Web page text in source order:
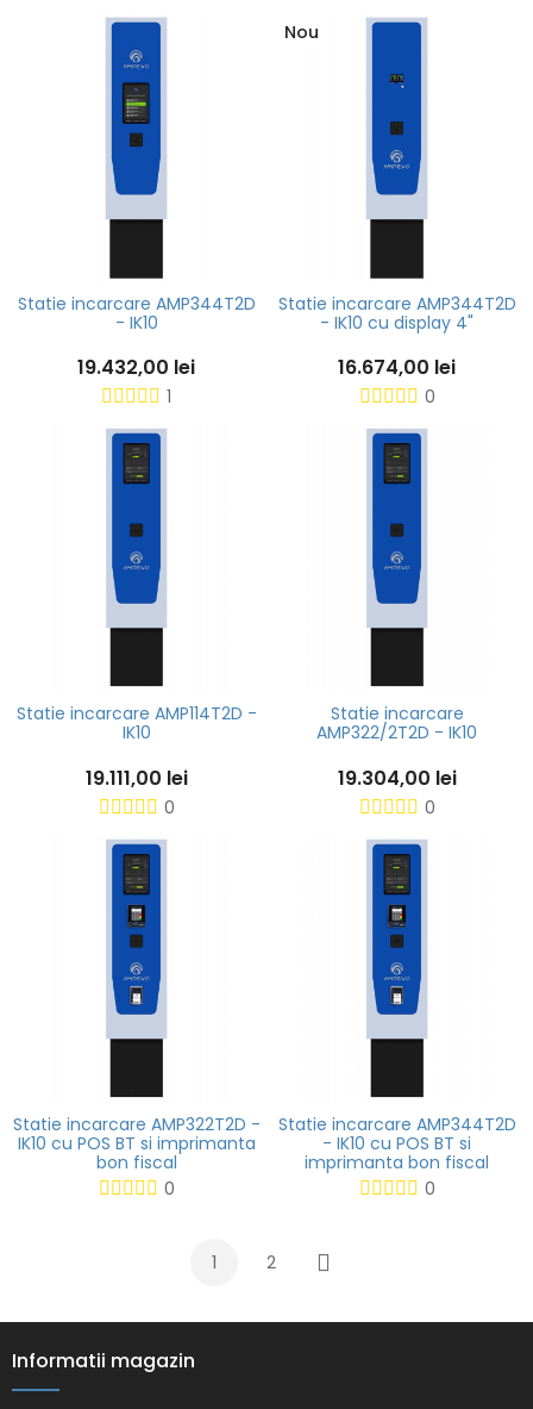
Statie incarcare AMP344T2D
- IK10
19.432,00 lei
1
Nou
Statie incarcare AMP344T2D
- IK10 cu display 4"
16.674,00 lei
0
Statie incarcare AMP114T2D -
IK10
19.111,00 lei
0
Statie incarcare
AMP322/2T2D - IK10
19.304,00 lei
0
Statie incarcare AMP322T2D -
IK10 cu POS BT si imprimanta
bon fiscal
0
Statie incarcare AMP344T2D
- IK10 cu POS BT si
imprimanta bon fiscal
0
1 2
Urmatorul
Informatii magazin